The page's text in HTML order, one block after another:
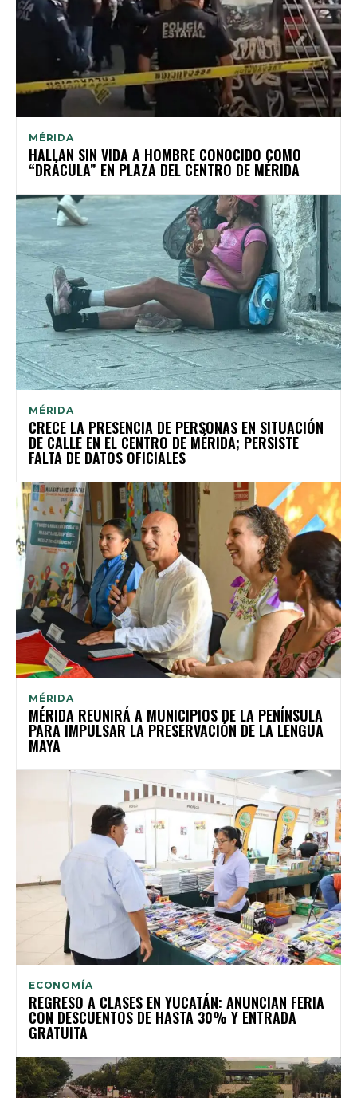
MÉRIDA
HALLAN SIN VIDA A HOMBRE CONOCIDO COMO
“DRÁCULA” EN PLAZA DEL CENTRO DE MÉRIDA
MÉRIDA
CRECE LA PRESENCIA DE PERSONAS EN SITUACIÓN
DE CALLE EN EL CENTRO DE MÉRIDA; PERSISTE
FALTA DE DATOS OFICIALES
MÉRIDA
MÉRIDA REUNIRÁ A MUNICIPIOS DE LA PENÍNSULA
PARA IMPULSAR LA PRESERVACIÓN DE LA LENGUA
MAYA
ECONOMÍA
REGRESO A CLASES EN YUCATÁN: ANUNCIAN FERIA
CON DESCUENTOS DE HASTA 30% Y ENTRADA
GRATUITA